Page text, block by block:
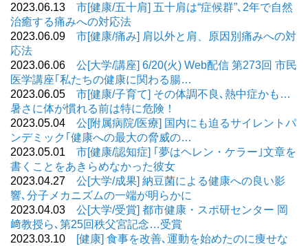
2023.06.13 市[健康/五十肩] 五十肩は“症候群”､2年で自然
治癒する痛みへの対応法
2023.06.09 市[健康/痛み] 肩以外と肩、原因別痛みへの対
応法
2023.06.06 公[大学/講座] 6/20(火) Web配信 第273回 市民
医学講座｢私たちの健康に関わる腸…
2023.06.05 市[健康/子育て] その体調不良､熱中症かも…
暑さに体が慣れる前は特に危険！
2023.05.04 公[附属病院/医療] 国内にも迫るサイレントパ
ンデミック｢健康への最大の脅威の…
2023.05.01 市[健康/認知症] ｢夢はヘレン・ケラー｣文章を
書くことをあきらめなかった彼女
2023.04.27 公[大学/成果] 納豆菌による健康への良い影
響､分子メカニズムの一端が明らかに
2023.04.03 公[大学/受賞] 都市健康・スポ研センター 岡
﨑教授ら､第25回秩父宮記念…受賞
2023.03.10
[健康] 食事を改善､運動を始めたのに痩せな